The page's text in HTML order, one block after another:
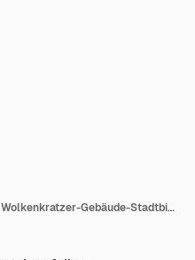
Verkehrs-Stadt-städtischer Wolkenkratzer-Gebäude-Stadtbild-Ansicht-flaches Design-Illustration